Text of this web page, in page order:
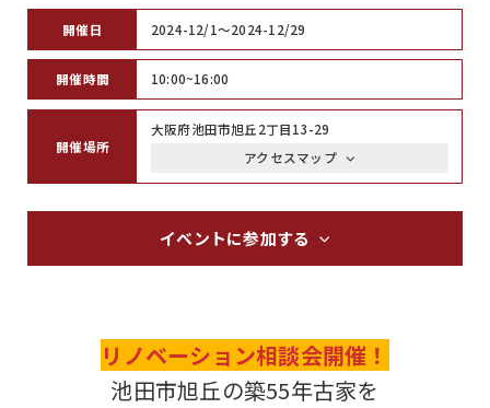
開催日 2024-12/1～2024-12/29
開催時間 10:00~16:00
開催場所
大阪府池田市旭丘2丁目13-29
アクセスマップ
イベントに参加する
リノベーション相談会開催！
池田市旭丘の築55年古家を